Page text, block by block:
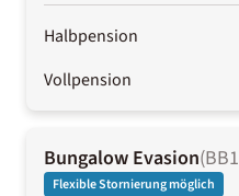
Halbpension
Vollpension
Bungalow Evasion(BB1
Flexible Stornierung möglich